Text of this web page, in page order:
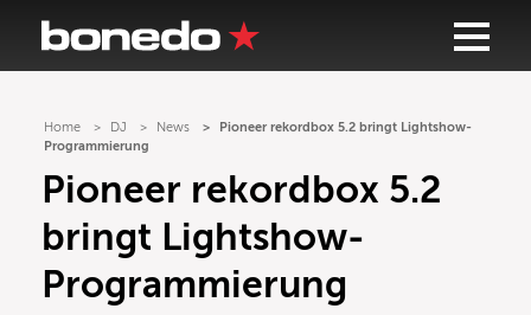
Home DJ News
Pioneer rekordbox 5.2 bringt Lightshow-
Programmierung
Pioneer rekordbox 5.2
bringt Lightshow-
Programmierung